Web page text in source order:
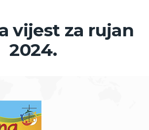
vijest za rujan
2024.